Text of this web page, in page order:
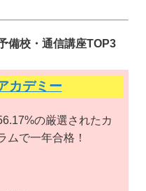
備校・通信講座TOP3
カデミー
の厳選されたカ
ムで一年合格！